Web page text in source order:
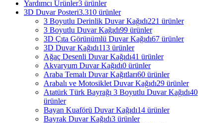
Yardımcı Ürünler3 ürünler
3D Duvar Posteri3.310 ürünler
3 Boyutlu Derinlik Duvar Kağıdı221 ürünler
3 Boyutlu Duvar Kağıdı99 ürünler
3D Çıta Görünümlü Duvar Kağıdı67 ürünler
3D Duvar Kağıdı113 ürünler
Ağaç Desenli Duvar Kağıdı41 ürünler
Akvaryum Duvar Kağıdı0 ürünler
Araba Temalı Duvar Kağıtları60 ürünler
Arabalı ve Motosiklet Duvar Kağıdı29 ürünler
Atatürk Türk Bayrağı 3 Boyutlu Duvar Kağıdı40
ürünler
Bayan Kuaförü Duvar Kağıdı14 ürünler
Bayrak Duvar Kağıdı3 ürünler